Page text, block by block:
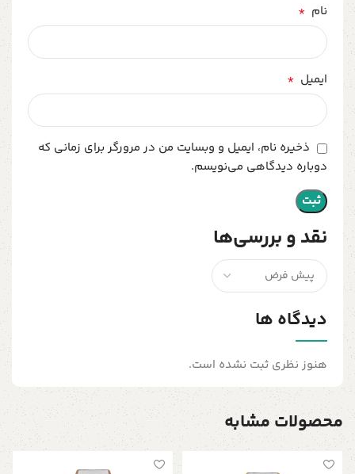
نقد و بررسی‌ها
دیدگاه ها
هنوز نظری ثبت نشده است.
نام *
ایمیل *
ذخیره نام، ایمیل و وبسایت من در مرورگر برای زمانی که
دوباره دیدگاهی می‌نویسم.
محصولات مشابه